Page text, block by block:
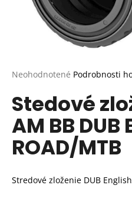
Priemerné
produktu
je
0,0
z
5
hviezdičiek.
Neohodnotené Podrobnosti
Stedové
AM BB DUB
ROAD/MTB
Stredové zloženie DUB